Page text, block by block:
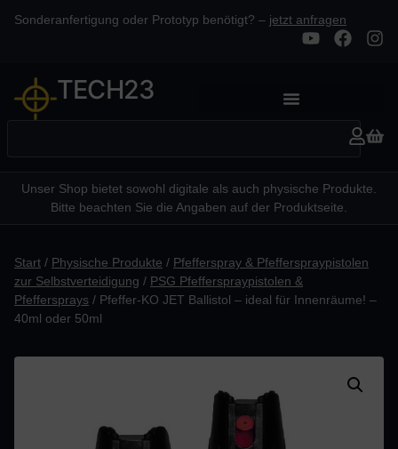
Sonderanfertigung oder Prototyp benötigt? – jetzt anfragen
TECH23
Unser Shop bietet sowohl digitale als auch physische Produkte.
Bitte beachten Sie die Angaben auf der Produktseite.
Start / Physische Produkte / Pfefferspray & Pfefferspraypistolen
zur Selbstverteidigung / PSG Pfefferspraypistolen &
Pfeffersprays / Pfeffer-KO JET Ballistol – ideal für Innenräume! –
40ml oder 50ml